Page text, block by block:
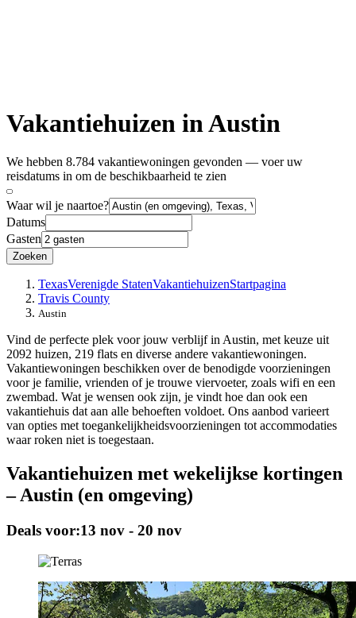
Vakantiehuizen in Austin
We hebben 8.784 vakantiewoningen gevonden — voer uw
reisdatums in om de beschikbaarheid te zien
Waar wil je naartoe?
Datums
Gasten
Zoeken
TexasVerenigde StatenVakantiehuizenStartpagina
Travis County
Austin
Vind de perfecte plek voor jouw verblijf in Austin, met keuze uit
2092 huizen, 219 flats en diverse andere vakantiewoningen.
Vakantiewoningen beschikken over de benodigde voorzieningen
voor je familie, vrienden of je trouwe viervoeter, zoals wifi en een
zwembad. Wat je wensen ook zijn, je vindt hoe dan ook een
vakantiehuis dat aan alle behoeften voldoet. Ons aanbod varieert
van opties met toegankelijkheidsvoorzieningen tot accommodaties
waar roken niet is toegestaan.
Vakantiehuizen met wekelijkse kortingen
– Austin (en omgeving)
Deals voor:13 nov - 20 nov